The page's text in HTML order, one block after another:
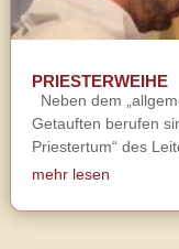
PRIESTERWEIHE
Neben dem
Getauften berufen
Priestertum“ des
mehr lesen